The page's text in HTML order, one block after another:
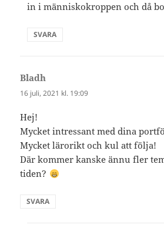
in i människokroppen och då
SVARA
Bladh
16 juli, 2021 kl. 19:09
Hej!
Mycket intressant med dina
Mycket lärorikt och kul att följa!
Där kommer kanske ännu fler
tiden?
SVARA